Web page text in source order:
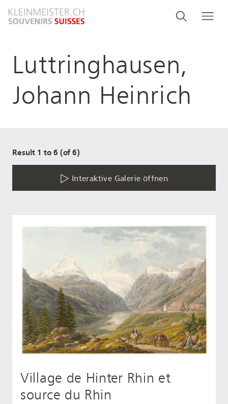
zum
Search
Suche
Luttringhausen,
Johann Heinrich
Result 1 to 6 (of 6)
Interaktive Galerie öffnen
Village de Hinter Rhin et
source du Rhin